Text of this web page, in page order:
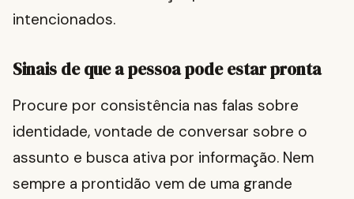
intencionados.
Sinais de que a pessoa pode estar pronta
Procure por consistência nas falas sobre
identidade, vontade de conversar sobre o
assunto e busca ativa por informação. Nem
sempre a prontidão vem de uma grande